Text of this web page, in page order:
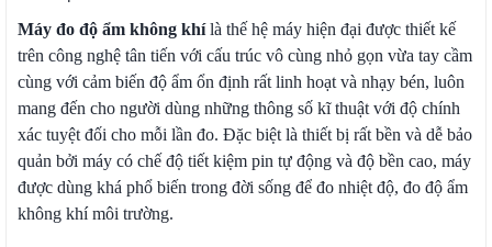
Máy đo độ ẩm không khílà thế hệ máy hiện đại được thiết kế
trên công nghệ tân tiến với cấu trúc vô cùng nhỏ gọn vừa tay cầm
cùng với cảm biến độ ẩm ổn định rất linh hoạt và nhạy bén, luôn
mang đến cho người dùng những thông số kĩ thuật với độ chính
xác tuyệt đối cho mỗi lần đo. Đặc biệt là thiết bị rất bền và dễ bảo
quản bởi máy có chế độ tiết kiệm pin tự động và độ bền cao, máy
được dùng khá phổ biến trong đời sống để đo nhiệt độ, đo độ ẩm
không khí môi trường.